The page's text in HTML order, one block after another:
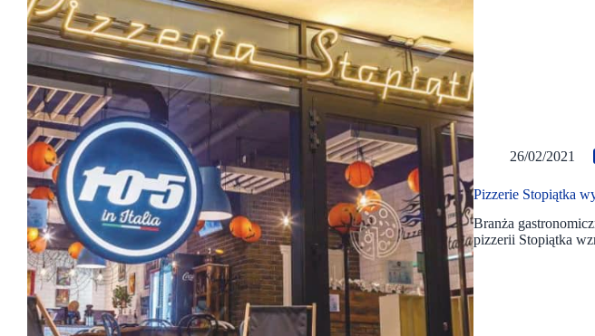
26/02/2021
Pizzerie Stopiątka
Branża
pizzerii Stopiątka